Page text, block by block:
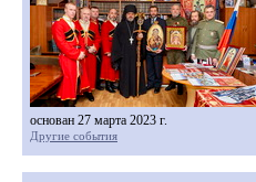
основан 27 марта 2023 г.
Другие события